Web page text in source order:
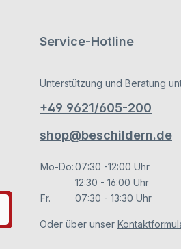
Service-Hotline
Unterstützung und Beratung
+49 9621/605-200
shop@beschildern.de
Mo-Do:07:30 -12:00 Uhr
12:30 - 16:00 Uhr
Fr.
07:30 - 13:30 Uhr
Oder über unser